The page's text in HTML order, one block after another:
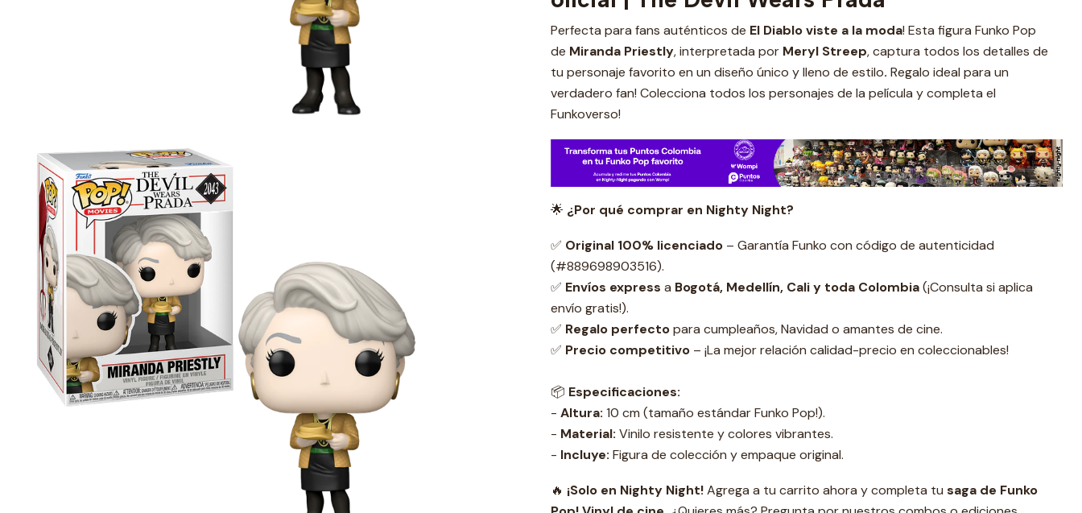
Perfecta para fans auténticos de El Diablo viste a la moda! Esta figura Funko Pop
de Miranda Priestly, interpretada por Meryl Streep,captura todos los detalles de
tu personaje favorito en un diseño único y lleno de estilo. Regalo ideal para un
verdadero fan! Colecciona todos los personajes de la película y completa el
Funkoverso!
🌟 ¿Por qué comprar en Nighty Night?
✅ Original 100% licenciado – Garantía Funko con código de autenticidad
(#889698903516).
✅ Envíos express a Bogotá, Medellín, Cali y toda Colombia(¡Consulta si aplica
envío gratis!).
✅ Regalo perfectopara cumpleaños, Navidad o amantes de cine.
✅ Precio competitivo – ¡La mejor relación calidad-precio en coleccionables!
📦 Especificaciones:
- Altura: 10 cm (tamaño estándar Funko Pop!).
- Material: Vinilo resistente y colores vibrantes.
- Incluye: Figura de colección y empaque original.
🔥 ¡Solo en Nighty Night!Agrega a tu carrito ahora y completa tu saga de Funko